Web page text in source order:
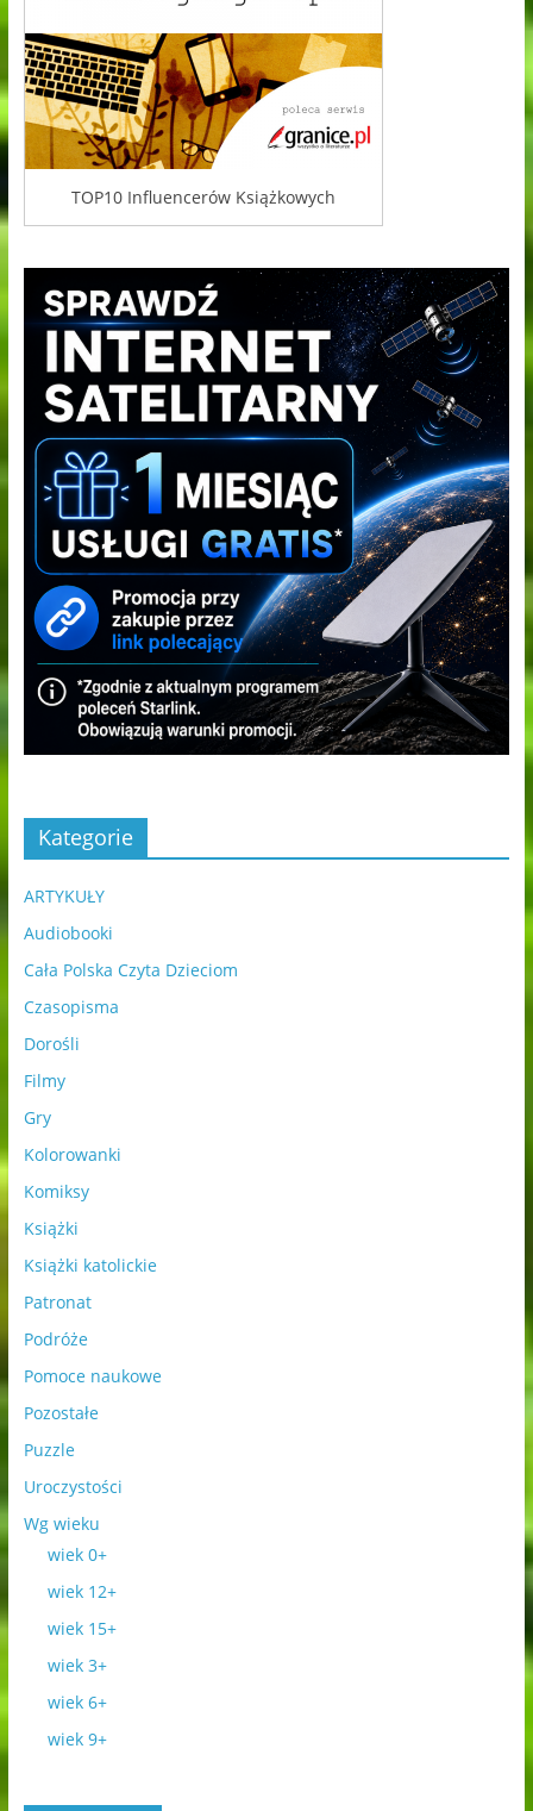
TOP10 Influencerów Książkowych
Kategorie
ARTYKUŁY
Audiobooki
Cała Polska Czyta Dzieciom
Czasopisma
Dorośli
Filmy
Gry
Kolorowanki
Komiksy
Książki
Książki katolickie
Patronat
Podróże
Pomoce naukowe
Pozostałe
Puzzle
Uroczystości
Wg wieku
wiek 0+
wiek 12+
wiek 15+
wiek 3+
wiek 6+
wiek 9+